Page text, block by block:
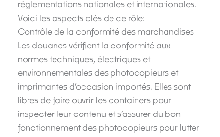
réglementations nationales et internationales.
Voici les aspects clés de ce rôle:
Contrôle de la conformité des marchandises
Les douanes vérifient la conformité aux
normes techniques, électriques et
environnementales des photocopieurs et
imprimantes d’occasion importés. Elles sont
libres de faire ouvrir les containers pour
inspecter leur contenu et s’assurer du bon
fonctionnement des photocopieurs pour lutter